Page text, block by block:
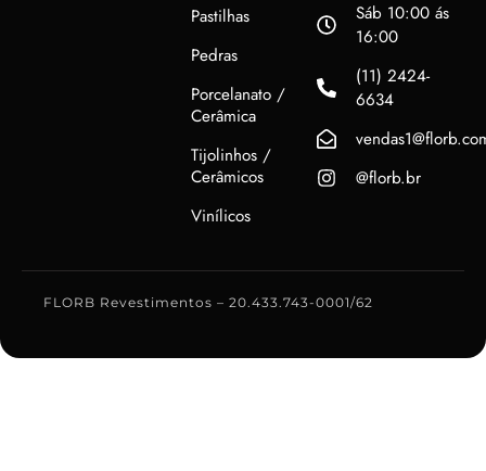
Pastilhas
Pedras
Porcelanato /
Cerâmica
Tijolinhos /
Cerâmicos
Vinílicos
Sáb 10:00 ás
16:00
(11) 2424-
6634
@florb.br
FLORB Revestimentos – 20.433.743-0001/62